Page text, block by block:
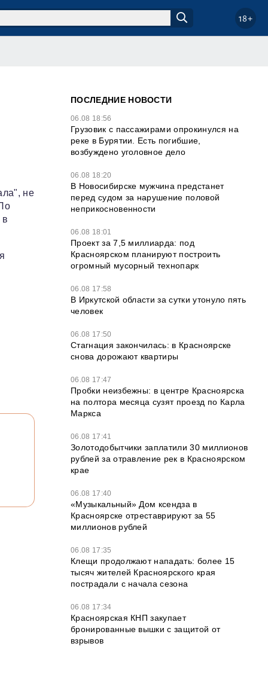
18+
не
в
ПОСЛЕДНИЕ НОВОСТИ
06.08 18:56
Грузовик с пассажирами опрокинулся на
реке в Бурятии. Есть погибшие,
возбуждено уголовное дело
06.08 18:20
В Новосибирске мужчина предстанет
перед судом за нарушение половой
неприкосновенности
06.08 18:01
Проект за 7,5 миллиарда: под
Красноярском планируют построить
огромный мусорный технопарк
06.08 17:58
В Иркутской области за сутки утонуло пять
человек
06.08 17:50
Стагнация закончилась: в Красноярске
снова дорожают квартиры
06.08 17:47
Пробки неизбежны: в центре Красноярска
на полтора месяца сузят проезд по Карла
Маркса
06.08 17:41
Золотодобытчики заплатили 30 миллионов
рублей за отравление рек в Красноярском
крае
06.08 17:40
«Музыкальный» Дом ксендза в
Красноярске отреставрируют за 55
миллионов рублей
06.08 17:35
Клещи продолжают нападать: более 15
тысяч жителей Красноярского края
пострадали с начала сезона
06.08 17:34
Красноярская КНП закупает
бронированные вышки с защитой от
взрывов